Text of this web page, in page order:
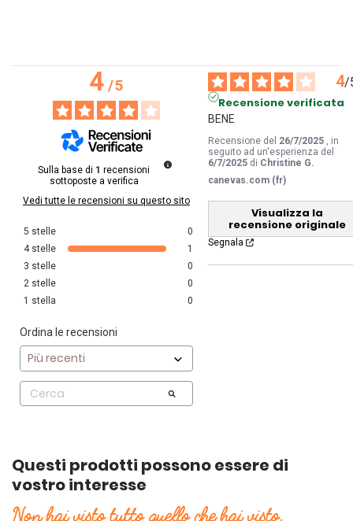
4/5
Sulla base di 1 recensioni
sottoposte a verifica
Vedi tutte le recensioni su questo sito
5 stelle
0
4 stelle
1
3 stelle
0
2 stelle
0
1 stella 0
Ordina le recensioni
4/
Recensione verificata
BENE
Recensione del 26/7/2025 , in
seguito ad un'esperienza del
6/7/2025 di Christine G.
canevas.com (fr)
Visualizza la
recensione originale
Segnala
Questi prodotti possono essere di
vostro interesse
Non hai visto tutto quello che hai visto.